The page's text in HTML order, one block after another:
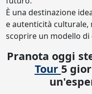
È una destinazione
e autenticità culturale,
scoprire un modello di
Pranota oggi
Tour 5